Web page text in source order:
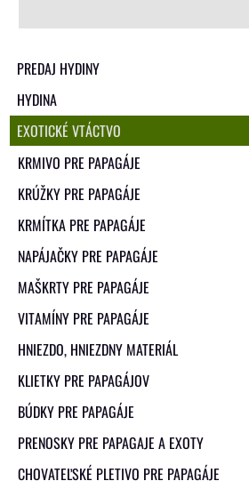
PREDAJ HYDINY
HYDINA
EXOTICKÉ VTÁCTVO
KRMIVO PRE PAPAGÁJE
KRÚŽKY PRE PAPAGÁJE
KRMÍTKA PRE PAPAGÁJE
NAPÁJAČKY PRE PAPAGÁJE
MAŠKRTY PRE PAPAGÁJE
VITAMÍNY PRE PAPAGÁJE
HNIEZDO, HNIEZDNY MATERIÁL
KLIETKY PRE PAPAGÁJOV
BÚDKY PRE PAPAGÁJE
PRENOSKY PRE PAPAGAJE A EXOTY
CHOVATEĽSKÉ PLETIVO PRE PAPAGÁJE